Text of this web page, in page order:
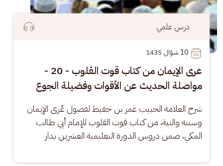
درس علمي
10
عرى الإيمان من كتاب قوت القلوب - 20 -
مواصلة الحديث عن الأقوات وفضيلة الجوع
شرح العلامة الحبيب عمر بن حفيظ لفصول عُرى الإيمان
وسننه والنية، من كتاب قوت القلوب للإمام أبي طالب
المكي، ضمن دروس الدورة التعليمية العشرين بدار